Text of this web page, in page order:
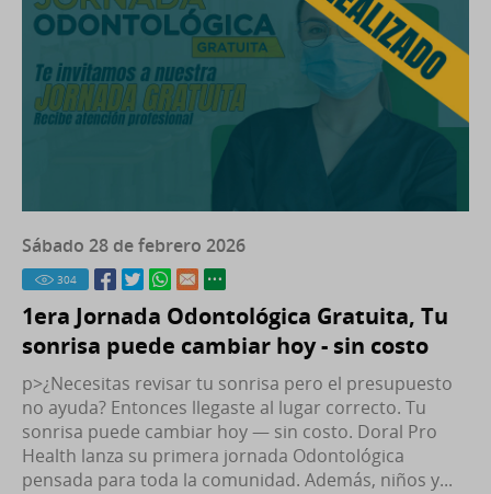
Sábado 28 de febrero 2026
304
1era Jornada Odontológica Gratuita, Tu
sonrisa puede cambiar hoy - sin costo
p>¿Necesitas revisar tu sonrisa pero el presupuesto
no ayuda? Entonces llegaste al lugar correcto. Tu
sonrisa puede cambiar hoy — sin costo. Doral Pro
Health lanza su primera jornada Odontológica
pensada para toda la comunidad. Además, niños y...